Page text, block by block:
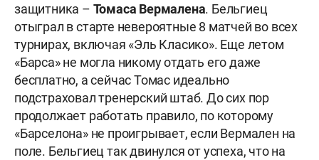
защитника – Томаса Вермалена. Бельгиец
отыграл в старте невероятные 8 матчей во всех
турнирах, включая «Эль Класико». Еще летом
«Барса» не могла никому отдать его даже
бесплатно, а сейчас Томас идеально
подстраховал тренерский штаб. До сих пор
продолжает работать правило, по которому
«Барселона» не проигрывает, если Вермален на
поле. Бельгиец так двинулся от успеха, что на